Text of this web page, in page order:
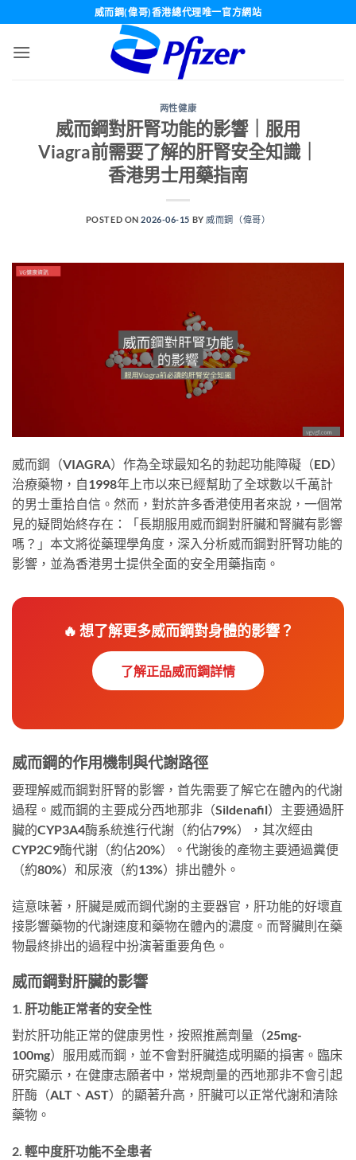
content
威而鋼(偉哥)香港總代理唯一官方網站
两性健康
威而鋼對肝腎功能的影響｜服用
Viagra前需要了解的肝腎安全知識｜
香港男士用藥指南
POSTED ON2026-06-15 BY 威而鋼（偉哥）
威而鋼（VIAGRA）作為全球最知名的勃起功能障礙（ED）
治療藥物，自1998年上市以來已經幫助了全球數以千萬計
的男士重拾自信。然而，對於許多香港使用者來說，一個常
見的疑問始終存在：「長期服用威而鋼對肝臟和腎臟有影響
嗎？」本文將從藥理學角度，深入分析威而鋼對肝腎功能的
影響，並為香港男士提供全面的安全用藥指南。
🔥 想了解更多威而鋼對身體的影響？
了解正品威而鋼詳情
威而鋼的作用機制與代謝路徑
要理解威而鋼對肝腎的影響，首先需要了解它在體內的代謝
過程。威而鋼的主要成分西地那非（Sildenafil）主要通過肝
臟的CYP3A4酶系統進行代謝（約佔79%），其次經由
CYP2C9酶代謝（約佔20%）。代謝後的產物主要通過糞便
（約80%）和尿液（約13%）排出體外。
這意味著，肝臟是威而鋼代謝的主要器官，肝功能的好壞直
接影響藥物的代謝速度和藥物在體內的濃度。而腎臟則在藥
物最終排出的過程中扮演著重要角色。
威而鋼對肝臟的影響
1. 肝功能正常者的安全性
對於肝功能正常的健康男性，按照推薦劑量（25mg-
100mg）服用威而鋼，並不會對肝臟造成明顯的損害。臨床
研究顯示，在健康志願者中，常規劑量的西地那非不會引起
肝酶（ALT、AST）的顯著升高，肝臟可以正常代謝和清除
藥物。
2. 輕中度肝功能不全患者